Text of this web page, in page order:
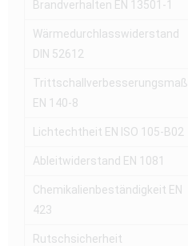
Brandverhalten EN 13501-1
Wärmedurchlasswiderstand
DIN 52612
Trittschallverbesserungsmaß
EN 140-8
Lichtechtheit EN ISO 105-B02
Ableitwiderstand EN 1081
Chemikalienbeständigkeit EN
423
Rutschsicherheit